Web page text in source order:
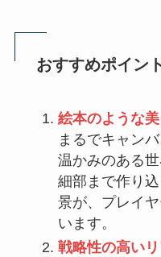
おすすめポイント
絵本のような
まるでキャン
温かみのある世
細部まで作り
景が、プレイ
います。
戦略性の高い